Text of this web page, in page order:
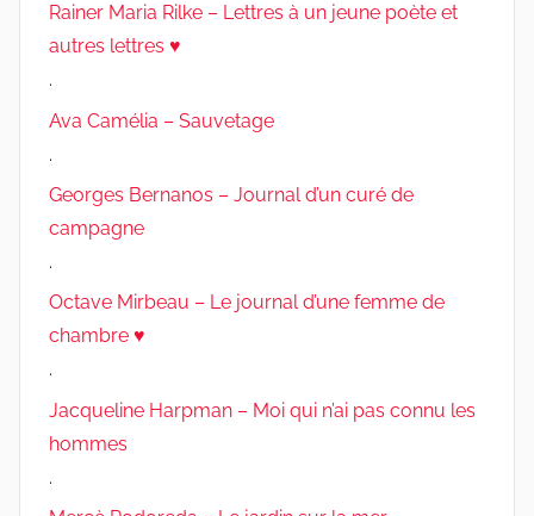
Rainer Maria Rilke – Lettres à un jeune poète et
autres lettres ♥
.
Ava Camélia – Sauvetage
.
Georges Bernanos – Journal d’un curé de
campagne
.
Octave Mirbeau – Le journal d’une femme de
chambre ♥
.
Jacqueline Harpman – Moi qui n’ai pas connu les
hommes
.